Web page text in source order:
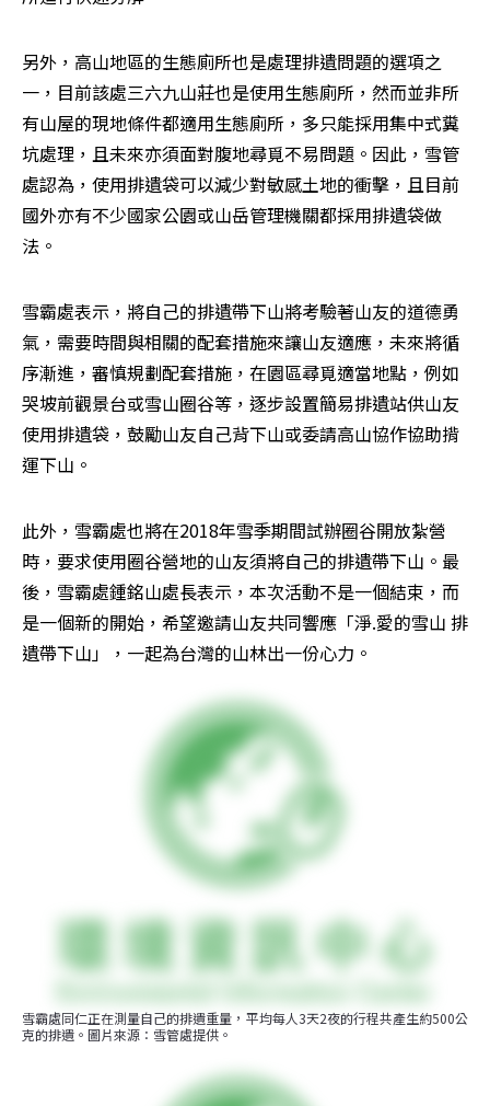
另外，高山地區的生態廁所也是處理排遺問題的選項之
一，目前該處三六九山莊也是使用生態廁所，然而並非所
有山屋的現地條件都適用生態廁所，多只能採用集中式糞
坑處理，且未來亦須面對腹地尋覓不易問題。因此，雪管
處認為，使用排遺袋可以減少對敏感土地的衝擊，且目前
國外亦有不少國家公園或山岳管理機關都採用排遺袋做
法。
雪霸處表示，將自己的排遺帶下山將考驗著山友的道德勇
氣，需要時間與相關的配套措施來讓山友適應，未來將循
序漸進，審慎規劃配套措施，在園區尋覓適當地點，例如
哭坡前觀景台或雪山圈谷等，逐步設置簡易排遺站供山友
使用排遺袋，鼓勵山友自己背下山或委請高山協作協助揹
運下山。
此外，雪霸處也將在2018年雪季期間試辦圈谷開放紮營
時，要求使用圈谷營地的山友須將自己的排遺帶下山。最
後，雪霸處鍾銘山處長表示，本次活動不是一個結束，而
是一個新的開始，希望邀請山友共同響應「淨.愛的雪山 排
遺帶下山」，一起為台灣的山林出一份心力。
雪霸處同仁正在測量自己的排遺重量，平均每人3天2夜的行程共產生約500公
克的排遺。圖片來源：雪管處提供。